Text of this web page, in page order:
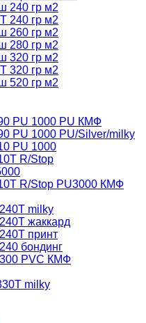
240 гр м2
240 гр м2
260 гр м2
280 гр м2
320 гр м2
320 гр м2
520 гр м2
PU 1000 PU КМФ
PU 1000 PU/Silver/milky
PU 1000
R/Stop
R/Stop PU3000 КМФ
milky
жаккард
принт
бондинг
PVC КМФ
milky